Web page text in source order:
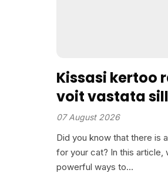
Kissasi kertoo
voit vastata
ymmärtää
07 August 2026
Did you know that there is
for your cat? In this article,
powerful ways to…